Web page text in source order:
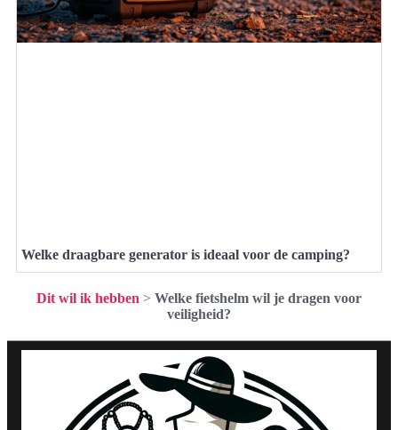
Welke draagbare generator is ideaal voor de camping?
Dit wil ik hebben > Welke fietshelm wil je dragen voor
veiligheid?